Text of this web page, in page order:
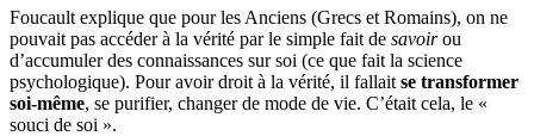
Foucault explique que pour les Anciens (Grecs et Romains), on ne
pouvait pas accéder à la vérité par le simple fait de savoirou
d’accumuler des connaissances sur soi (ce que fait la science
psychologique). Pour avoir droit à la vérité, il fallait se transformer
soi-même, se purifier, changer de mode de vie. C’était cela, le «
souci de soi ».